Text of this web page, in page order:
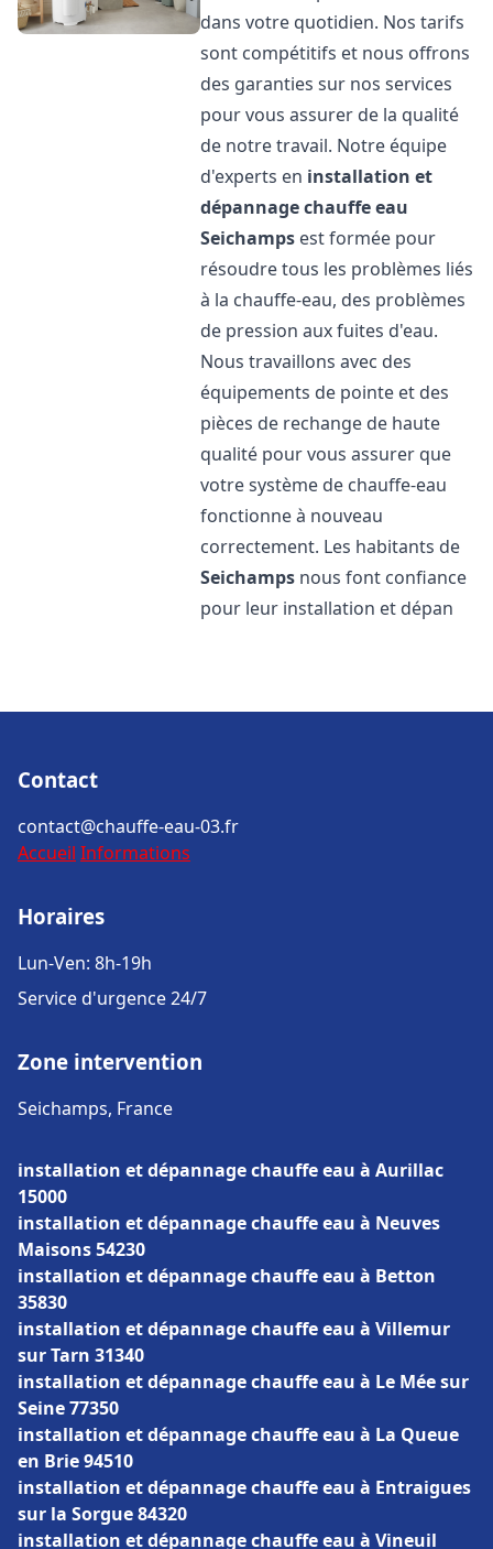
dans votre quotidien. Nos tarifs
sont compétitifs et nous offrons
des garanties sur nos services
pour vous assurer de la qualité
de notre travail. Notre équipe
d'experts en installation et
dépannage chauffe eau
Seichamps est formée pour
résoudre tous les problèmes liés
à la chauffe-eau, des problèmes
de pression aux fuites d'eau.
Nous travaillons avec des
équipements de pointe et des
pièces de rechange de haute
qualité pour vous assurer que
votre système de chauffe-eau
fonctionne à nouveau
correctement. Les habitants de
Seichamps nous font confiance
pour leur installation et dépan
Contact
contact@chauffe-eau-03.fr
Accueil Informations
Horaires
Lun-Ven: 8h-19h
Service d'urgence 24/7
Zone intervention
Seichamps, France
installation et dépannage chauffe eau à Aurillac
15000
installation et dépannage chauffe eau à Neuves
Maisons 54230
installation et dépannage chauffe eau à Betton
35830
installation et dépannage chauffe eau à Villemur
sur Tarn 31340
installation et dépannage chauffe eau à Le Mée sur
Seine 77350
installation et dépannage chauffe eau à La Queue
en Brie 94510
installation et dépannage chauffe eau à Entraigues
sur la Sorgue 84320
installation et dépannage chauffe eau à Vineuil